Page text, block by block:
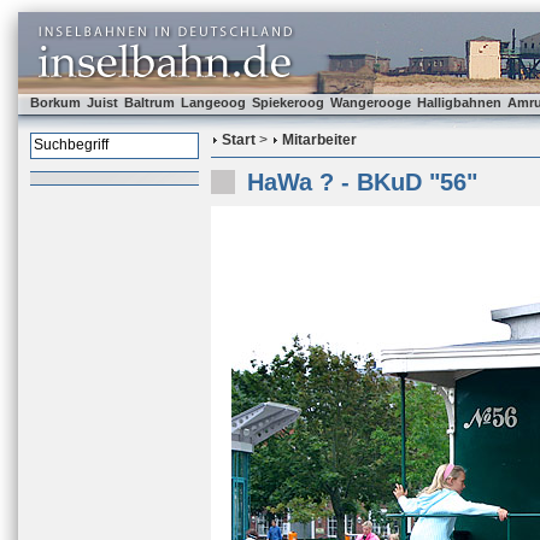
Borkum Juist Baltrum Langeoog Spiekeroog Wangerooge Halligbahnen
Start > Mitarbeiter
HaWa ? - BKuD "56"